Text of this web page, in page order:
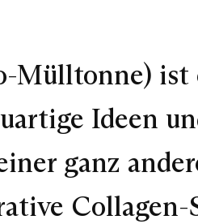
Mülltonne)
Ideen
ganz